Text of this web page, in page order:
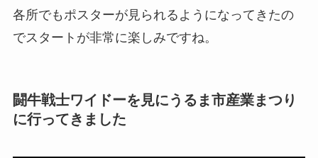
各所でもポスターが見られるようになってきたの
でスタートが非常に楽しみですね。
闘牛戦士ワイドーを見にうるま市産業まつり
に行ってきました